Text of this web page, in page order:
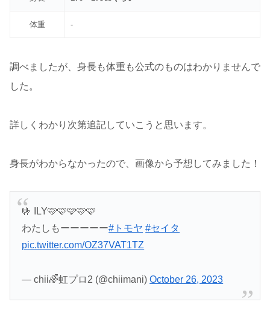
体重 ‐
調べましたが、身長も体重も公式のものはわかりませんで
した。
詳しくわかり次第追記していこうと思います。
身長がわからなかったので、画像から予想してみました！
🤟 ILY🩷🩷🩷🩷🩷
わたしもーーーーー#トモヤ #セイタ
pic.twitter.com/OZ37VAT1TZ
— chii🌈虹プロ2 (@chiimani)October 26, 2023